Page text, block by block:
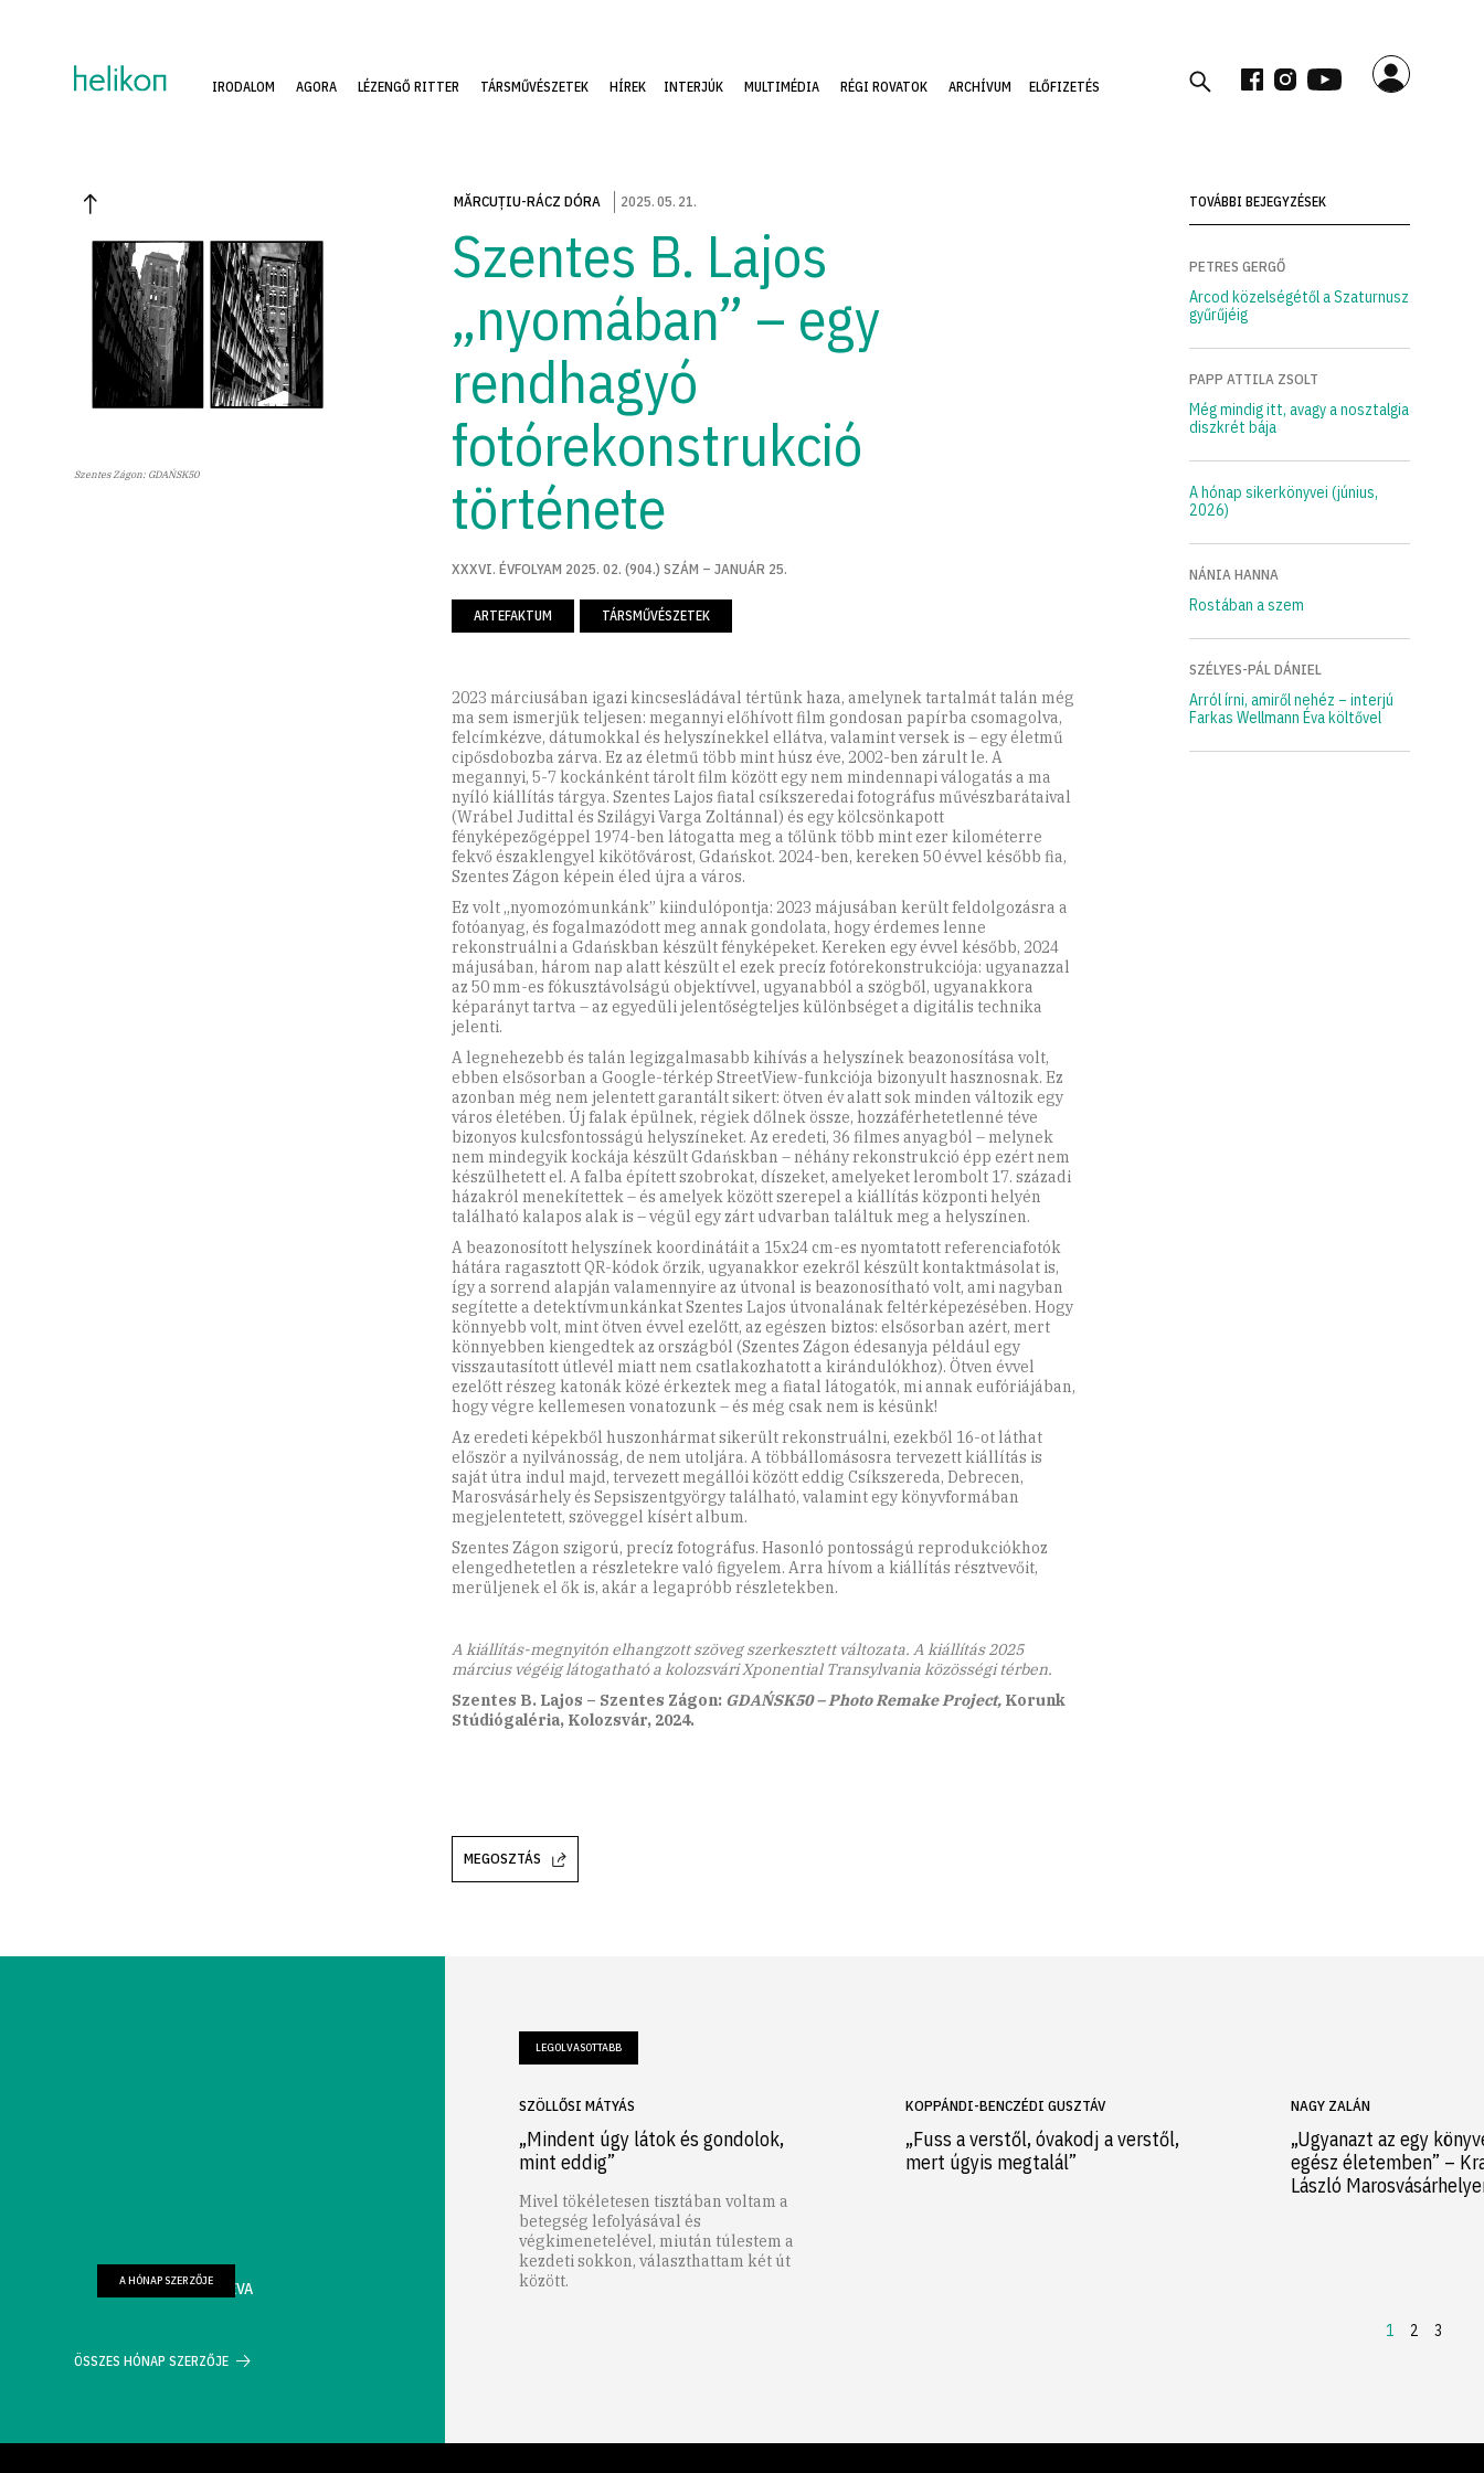
IRODALOM AGORA LÉZENGŐ RITTER TÁRSMŰVÉSZETEK HÍREK INTERJÚK MULTIMÉDIA RÉGI ROVATOK ARCHÍVUM ELŐFIZETÉS
Szentes Zágon: GDAŃSK50
MĂRCUȚIU-RÁCZ DÓRA 2025.05. 21.
Szentes B. Lajos
„nyomában” – egy
rendhagyó
fotórekonstrukció
története
XXXVI. ÉVFOLYAM 2025. 02. (904.) SZÁM – JANUÁR 25.
ARTEFAKTUM TÁRSMŰVÉSZETEK
2023 márciusában igazi kincsesládával tértünk haza, amelynek tartalmát talán még
ma sem ismerjük teljesen: megannyi előhívott film gondosan papírba csomagolva,
felcímkézve, dátumokkal és helyszínekkel ellátva, valamint versek is – egy életmű
cipősdobozba zárva. Ez az életmű több mint húsz éve, 2002-ben zárult le. A
megannyi, 5-7 kockánként tárolt film között egy nem mindennapi válogatás a ma
nyíló kiállítás tárgya. Szentes Lajos fiatal csíkszeredai fotográfus művészbarátaival
(Wrábel Judittal és Szilágyi Varga Zoltánnal) és egy kölcsönkapott
fényképezőgéppel 1974-ben látogatta meg a tőlünk több mint ezer kilométerre
fekvő északlengyel kikötővárost, Gdańskot. 2024-ben, kereken 50 évvel később fia,
Szentes Zágon képein éled újra a város.
Ez volt „nyomozómunkánk” kiindulópontja: 2023 májusában került feldolgozásra a
fotóanyag, és fogalmazódott meg annak gondolata, hogy érdemes lenne
rekonstruálni a Gdańskban készült fényképeket. Kereken egy évvel később, 2024
májusában, három nap alatt készült el ezek precíz fotórekonstrukciója: ugyanazzal
az 50 mm-es fókusztávolságú objektívvel, ugyanabból a szögből, ugyanakkora
képarányt tartva – az egyedüli jelentőségteljes különbséget a digitális technika
jelenti.
A legnehezebb és talán legizgalmasabb kihívás a helyszínek beazonosítása volt,
ebben elsősorban a Google-térkép StreetView-funkciója bizonyult hasznosnak. Ez
azonban még nem jelentett garantált sikert: ötven év alatt sok minden változik egy
város életében. Új falak épülnek, régiek dőlnek össze, hozzáférhetetlenné téve
bizonyos kulcsfontosságú helyszíneket. Az eredeti, 36 filmes anyagból – melynek
nem mindegyik kockája készült Gdańskban – néhány rekonstrukció épp ezért nem
készülhetett el. A falba épített szobrokat, díszeket, amelyeket lerombolt 17. századi
házakról menekítettek – és amelyek között szerepel a kiállítás központi helyén
található kalapos alak is – végül egy zárt udvarban találtuk meg a helyszínen.
A beazonosított helyszínek koordinátáit a 15x24 cm-es nyomtatott referenciafotók
hátára ragasztott QR-kódok őrzik, ugyanakkor ezekről készült kontaktmásolat is,
így a sorrend alapján valamennyire az útvonal is beazonosítható volt, ami nagyban
segítette a detektívmunkánkat Szentes Lajos útvonalának feltérképezésében. Hogy
könnyebb volt, mint ötven évvel ezelőtt, az egészen biztos: elsősorban azért, mert
könnyebben kiengedtek az országból (Szentes Zágon édesanyja például egy
visszautasított útlevél miatt nem csatlakozhatott a kirándulókhoz). Ötven évvel
ezelőtt részeg katonák közé érkeztek meg a fiatal látogatók, mi annak eufóriájában,
hogy végre kellemesen vonatozunk – és még csak nem is késünk!
Az eredeti képekből huszonhármat sikerült rekonstruálni, ezekből 16-ot láthat
először a nyilvánosság, de nem utoljára. A többállomásosra tervezett kiállítás is
saját útra indul majd, tervezett megállói között eddig Csíkszereda, Debrecen,
Marosvásárhely és Sepsiszentgyörgy található, valamint egy könyvformában
megjelentetett, szöveggel kísért album.
Szentes Zágon szigorú, precíz fotográfus. Hasonló pontosságú reprodukciókhoz
elengedhetetlen a részletekre való figyelem. Arra hívom a kiállítás résztvevőit,
merüljenek el ők is, akár a legapróbb részletekben.
A kiállítás-megnyitón elhangzott szöveg szerkesztett változata. A kiállítás 2025
március végéig látogatható a kolozsvári Xponential Transylvania közösségi térben.
Szentes B. Lajos – Szentes Zágon: GDAŃSK50 – Photo Remake Project, Korunk
Stúdiógaléria, Kolozsvár, 2024.
MEGOSZTÁS
TOVÁBBI BEJEGYZÉSEK
PETRES GERGŐ
Arcod közelségétől a Szaturnusz
gyűrűjéig
PAPP ATTILA ZSOLT
Még mindig itt, avagy a nosztalgia
diszkrét bája
A hónap sikerkönyvei (június,
2026)
NÁNIA HANNA
Rostában a szem
SZÉLYES-PÁL DÁNIEL
Arról írni, amiről nehéz – interjú
Farkas Wellmann Éva költővel
FARKAS WELLMANN ÉVA
A HÓNAP SZERZŐJE
ÖSSZES HÓNAP SZERZŐJE
LEGOLVASOTTABB
SZÖLLŐSI MÁTYÁS
„Mindent úgy látok és gondolok,
mint eddig”
Mivel tökéletesen tisztában voltam a
betegség lefolyásával és
végkimenetelével, miután túlestem a
kezdeti sokkon, választhattam két út
között.
KOPPÁNDI-BENCZÉDI GUSZTÁV
„Fuss a verstől, óvakodj a verstől,
mert úgyis megtalál”
NAGY ZALÁN
„Ugyanazt az egy
egész életemben” –
László
1 2 3